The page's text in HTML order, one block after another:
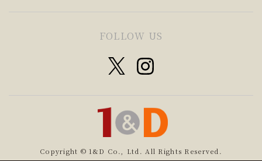
FOLLOW US
Copyright © 1&D Co., Ltd. All Rights Reserved.